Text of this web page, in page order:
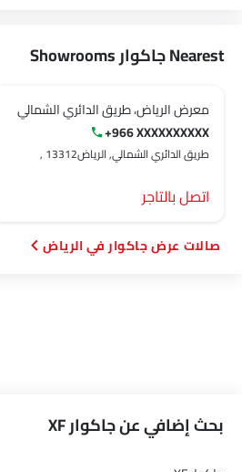
Nearest جاكوار Showrooms
معرض الرياض، طريق الدائري الشمالي
+966 XXXXXXXXXX
طريق الدائري الشمالي, الرياض‎, 13312
اتصل بالتاجر
صالات عرض جاكوار في الرياض‎
بحث إضافي عن جاكوار XF